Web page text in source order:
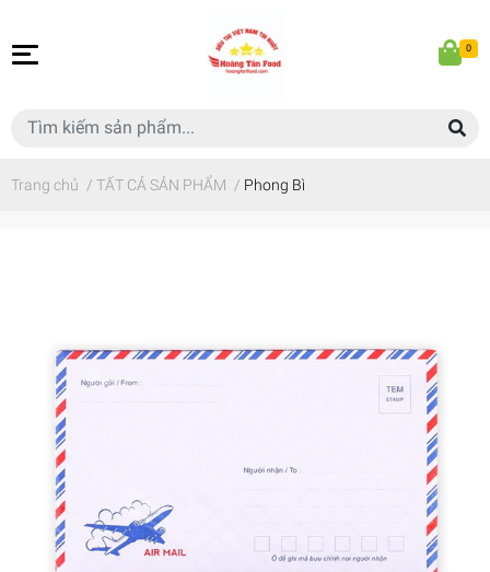
0
Trang chủ / TẤT CẢ SẢN PHẨM / Phong Bì